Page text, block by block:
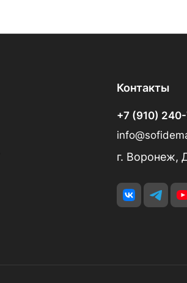
Контакты
+7 (910)
г. Воронеж,